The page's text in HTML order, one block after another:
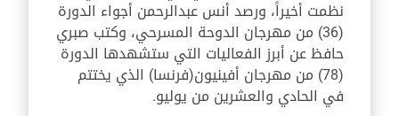
نظمت أخيراً، ورصد أنس عبدالرحمن أجواء الدورة
(36) من مهرجان الدوحة المسرحي، وكتب صبري
حافظ عن أبرز الفعاليات التي ستشهدها الدورة
(78) من مهرجان أفينيون (فرنسا) الذي يختتم
في الحادي والعشرين من يوليو.